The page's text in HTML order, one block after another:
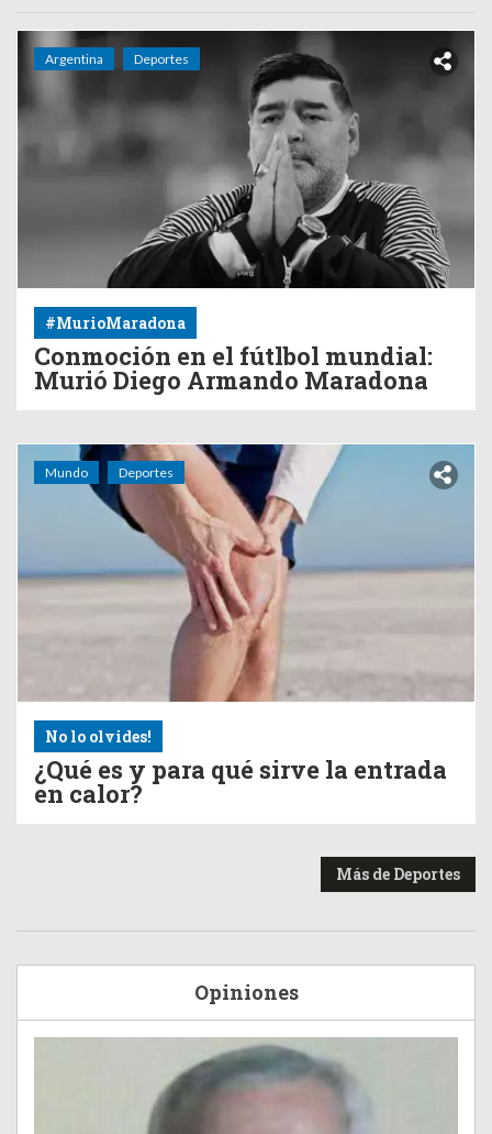
Argentina Deportes
#MurioMaradona
Conmoción en el fútlbol mundial:
Murió Diego Armando Maradona
Mundo Deportes
No lo olvides!
¿Qué es y para qué sirve la entrada
en calor?
Más de Deportes
Opiniones